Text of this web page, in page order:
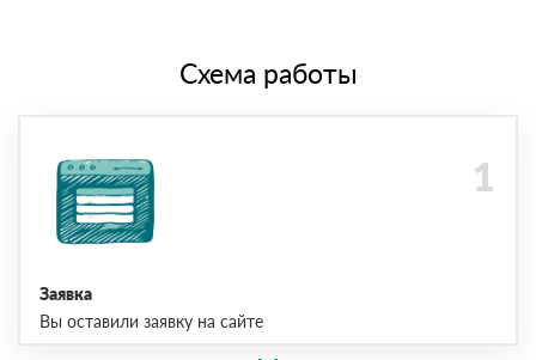
Схема работы
Заявка
Вы оставили заявку на сайте